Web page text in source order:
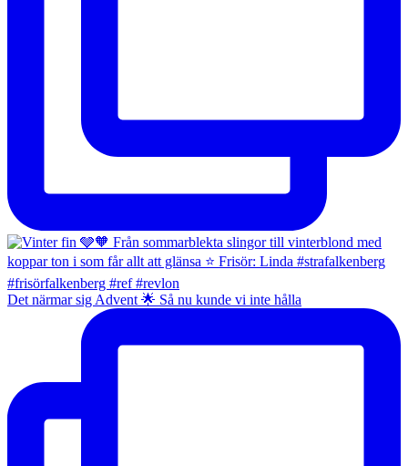
Det närmar sig Advent 🌟 Så nu kunde vi inte hålla